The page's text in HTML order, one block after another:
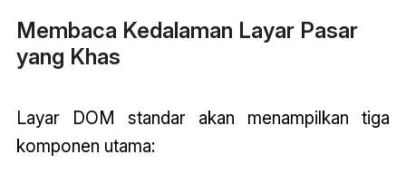
Membaca Kedalaman Layar Pasar
yang Khas
Layar DOM standar akan menampilkan tiga
komponen utama: